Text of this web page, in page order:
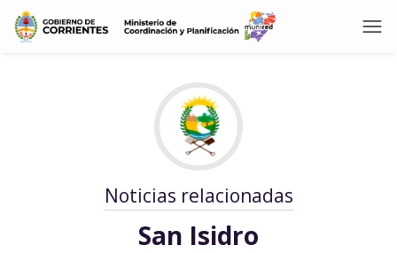
Noticias relacionadas
San Isidro